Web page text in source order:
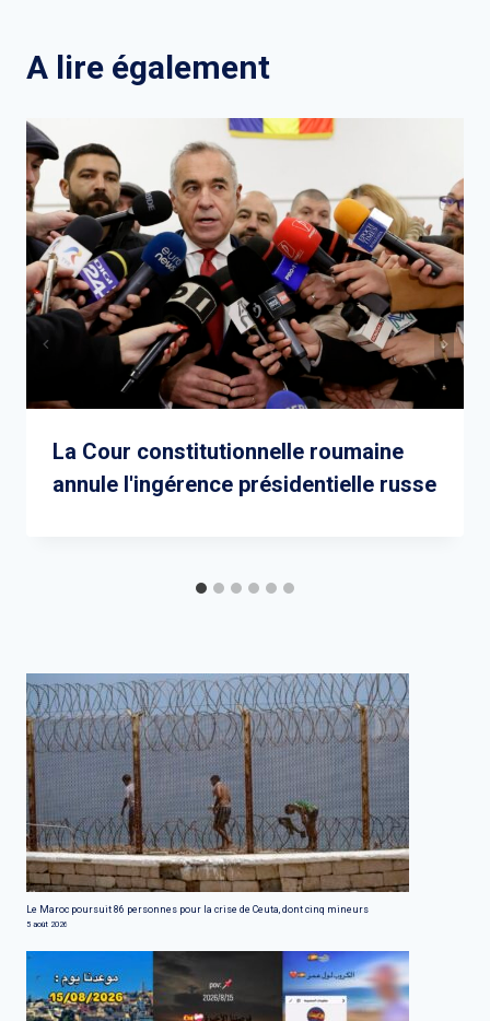
A lire également
La Cour constitutionnelle roumaine
annule l'ingérence présidentielle russe
Le Maroc poursuit 86 personnes pour la crise de Ceuta, dont cinq mineurs
5 août 2026